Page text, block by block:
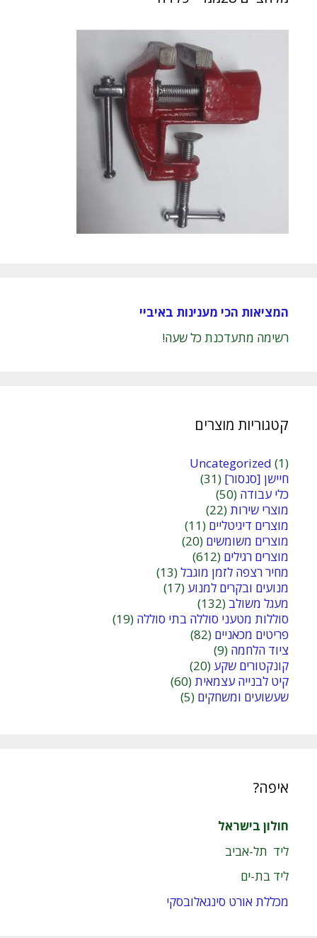
המציאות הכי מענינות באיביי
רשימה מתעדכנת כל שעה!
קטגוריות מוצרים
Uncategorized (1)
חיישן [סנסור] (31)
כלי עבודה (50)
מוצרי שירות(22)
מוצרים דיגיטליים (11)
מוצרים משומשים (20)
מוצרים רגילים (612)
מחיר רצפה לזמן מוגבל(13)
מנועים ובקרים למנוע (17)
מעגל משולב (132)
סוללות מטעני סוללה בתי סוללה (19)
פריטים מכאניים (82)
ציוד הלחמה (9)
קונקטורים שקע (20)
קיט לבנייה עצמאית(60)
שעשועים ומשחקים (5)
איפה?
חולון בישראל
ליד תל-אביב
ליד בת-ים
מכללת אורט סינגאלובסקי